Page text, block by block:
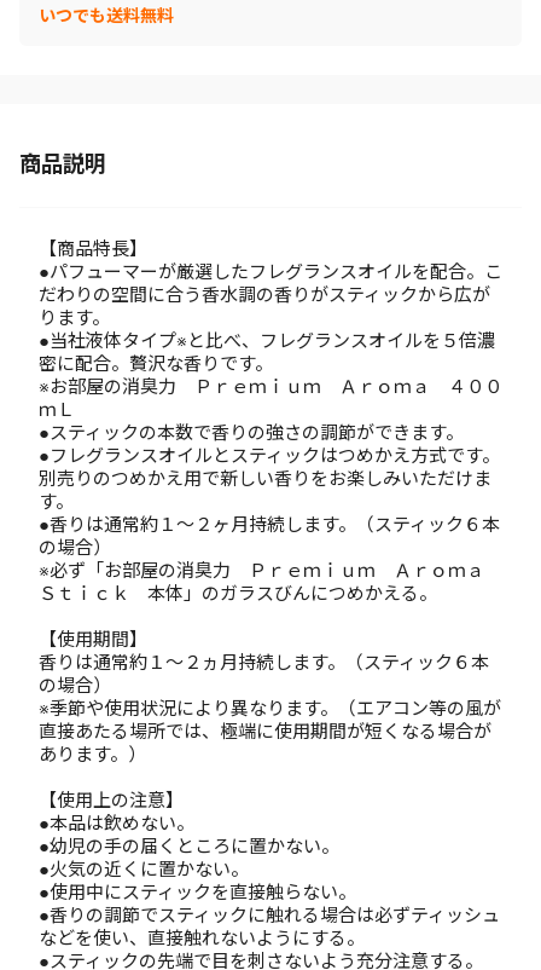
いつでも送料無料
商品説明
【商品特長】
●パフューマーが厳選したフレグランスオイルを配合。こ
だわりの空間に合う香水調の香りがスティックから広が
ります。
●当社液体タイプ※と比べ、フレグランスオイルを５倍濃
密に配合。贅沢な香りです。
※お部屋の消臭力 Ｐｒｅｍｉｕｍ Ａｒｏｍａ ４００
ｍＬ
●スティックの本数で香りの強さの調節ができます。
●フレグランスオイルとスティックはつめかえ方式です。
別売りのつめかえ用で新しい香りをお楽しみいただけま
す。
●香りは通常約１～２ヶ月持続します。（スティック６本
の場合）
※必ず「お部屋の消臭力 Ｐｒｅｍｉｕｍ Ａｒｏｍａ
Ｓｔｉｃｋ 本体」のガラスびんにつめかえる。
【使用期間】
香りは通常約１～２ヵ月持続します。（スティック６本
の場合）
※季節や使用状況により異なります。（エアコン等の風が
直接あたる場所では、極端に使用期間が短くなる場合が
あります。）
【使用上の注意】
●本品は飲めない。
●幼児の手の届くところに置かない。
●火気の近くに置かない。
●使用中にスティックを直接触らない。
●香りの調節でスティックに触れる場合は必ずティッシュ
などを使い、直接触れないようにする。
●スティックの先端で目を刺さないよう充分注意する。